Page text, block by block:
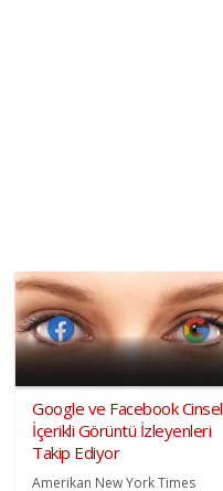
Google ve Facebook Cinsel
İçerikli Görüntü İzleyenleri
Takip Ediyor
Amerikan New York Times